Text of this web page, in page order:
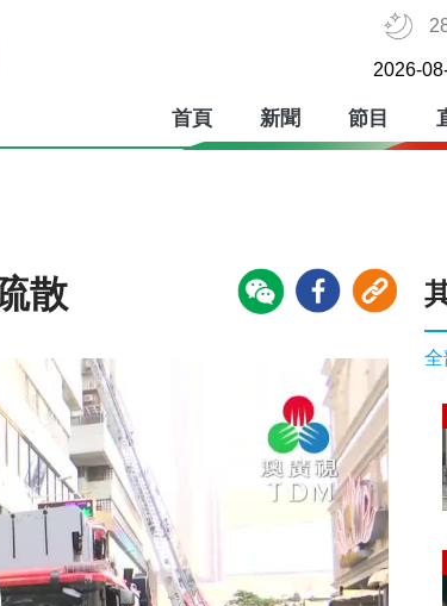
2026-
首頁 新聞 節目
散
全